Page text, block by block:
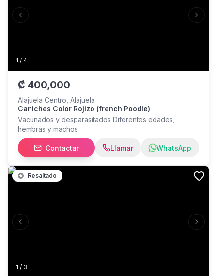
1 / 4
Previous slide Next
₡ 400,000
Alajuela Centro, Alajuela
Caniches Color Rojizo (french Poodle)
Vacunados y desparasitados Diferentes edades,
hembras y machos
Contactar Llamar WhatsApp
1 / 3
Previous slide Next
Resaltado